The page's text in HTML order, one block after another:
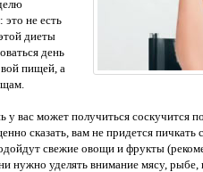
это не есть
диеты
день
пищей, а
у вас может получиться соскучится
сказать, вам не придется
свежие овощи и фрукты
нужно уделять внимание мясу, рыбе,